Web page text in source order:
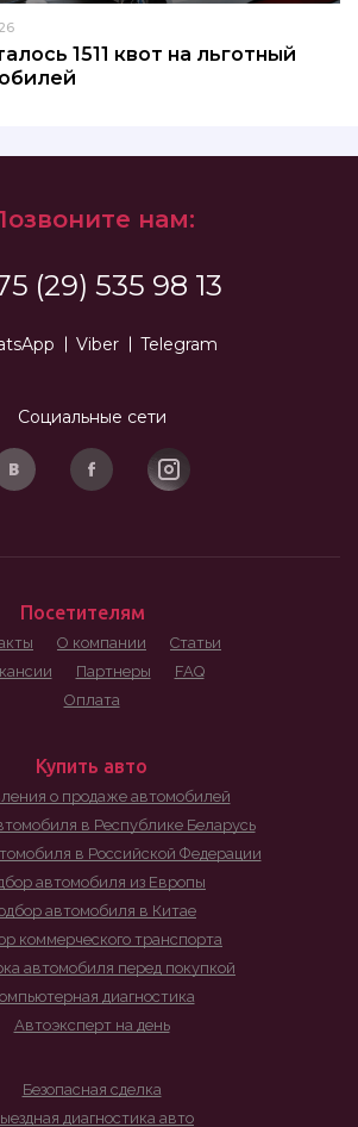
1511 квот на льготный
нам:
(29) 535 98 13
Viber Telegram
Социальные сети
Посетителям
О компании
Статьи
Партнеры
FAQ
Оплата
Купить авто
о продаже автомобилей
в Республике Беларусь
в Российской Федерации
автомобиля из Европы
автомобиля в Китае
коммерческого транспорта
автомобиля перед покупкой
диагностика
Автоэксперт на день
Безопасная сделка
диагностика авто